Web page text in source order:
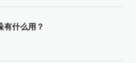
有什么用？